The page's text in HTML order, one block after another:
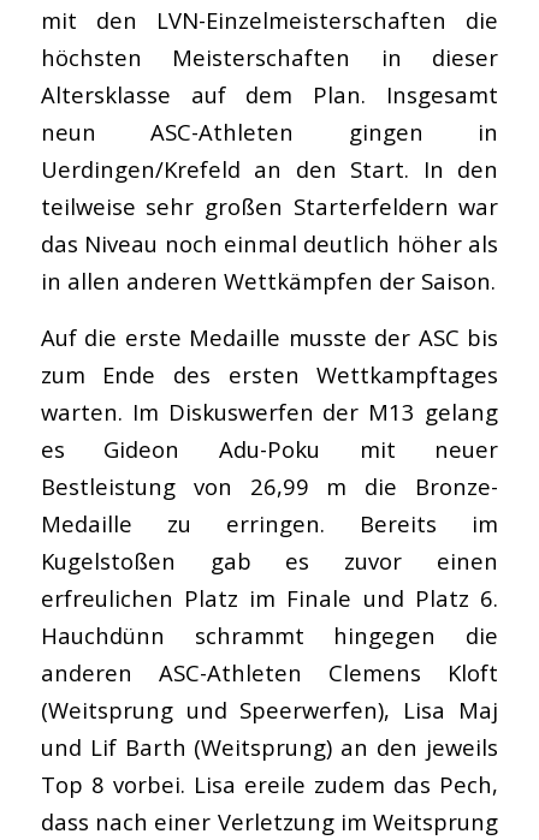
mit den LVN-Einzelmeisterschaften die
höchsten Meisterschaften in dieser
Altersklasse auf dem Plan. Insgesamt
neun ASC-Athleten gingen in
Uerdingen/Krefeld an den Start. In den
teilweise sehr großen Starterfeldern war
das Niveau noch einmal deutlich höher als
in allen anderen Wettkämpfen der Saison.
Auf die erste Medaille musste der ASC bis
zum Ende des ersten Wettkampftages
warten. Im Diskuswerfen der M13 gelang
es Gideon Adu-Poku mit neuer
Bestleistung von 26,99 m die Bronze-
Medaille zu erringen. Bereits im
Kugelstoßen gab es zuvor einen
erfreulichen Platz im Finale und Platz 6.
Hauchdünn schrammt hingegen die
anderen ASC-Athleten Clemens Kloft
(Weitsprung und Speerwerfen), Lisa Maj
und Lif Barth (Weitsprung) an den jeweils
Top 8 vorbei. Lisa ereile zudem das Pech,
dass nach einer Verletzung im Weitsprung